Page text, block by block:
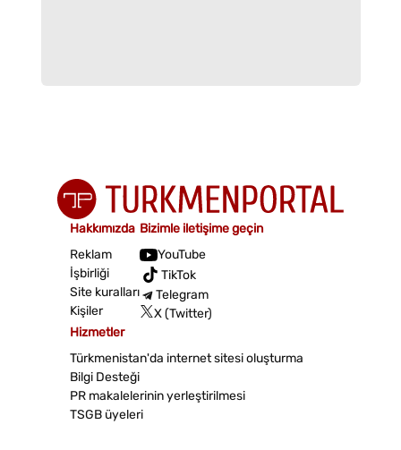
Hakkımızda
Reklam
İşbirliği
Site kuralları
Kişiler
Bizimle iletişime geçin
YouTube
TikTok
Telegram
X (Twitter)
Hizmetler
Türkmenistan'da internet sitesi oluşturma
Bilgi Desteği
PR makalelerinin yerleştirilmesi
TSGB üyeleri